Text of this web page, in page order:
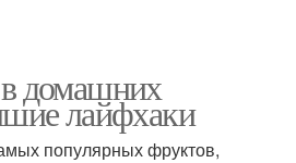
домашних
лайфхаки
популярных фруктов,